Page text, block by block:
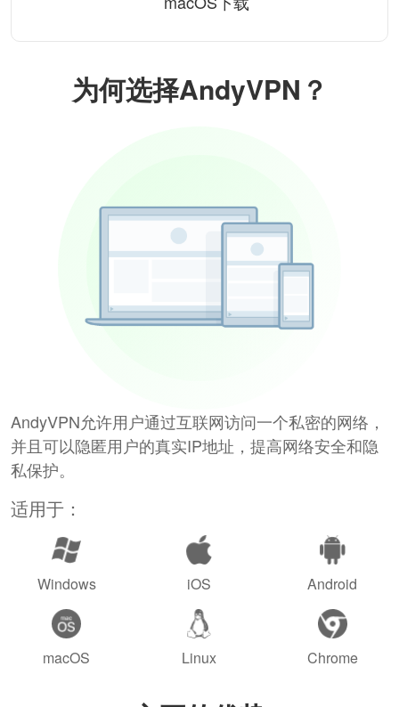
为何选择AndyVPN？
AndyVPN允许用户通过互联网访问一个私密的网络，
并且可以隐匿用户的真实IP地址，提高网络安全和隐
私保护。
适用于：
Windows iOS Android
macOS Linux Chrome